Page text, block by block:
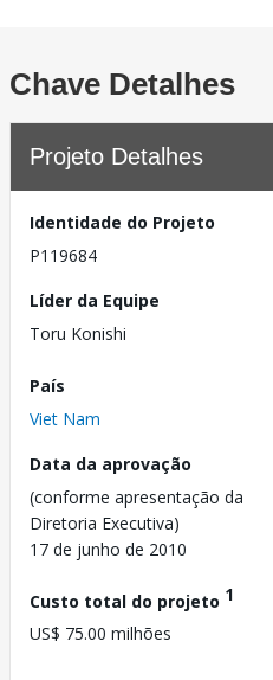
Chave Detalhes
Projeto Detalhes
Identidade do Projeto
P119684
Líder da Equipe
Toru Konishi
País
Viet Nam
Data da aprovação
(conforme apresentação da
Diretoria Executiva)
17 de junho de 2010
Custo total do projeto 1
US$ 75.00 milhões